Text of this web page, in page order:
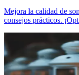
Mejora la calidad de
consejos prácticos.